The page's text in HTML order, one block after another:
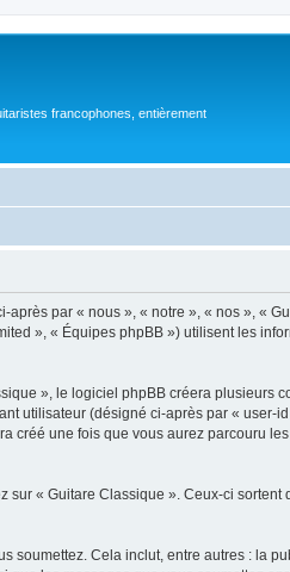
francophones, entièrement
par « nous », « notre », « nos », «
», « Équipes phpBB ») utilisent les
», le logiciel phpBB créera plusieurs
utilisateur (désigné ci-après par «
une fois que vous aurez parcouru
« Guitare Classique ». Ceux-ci
Cela inclut, entre autres : la